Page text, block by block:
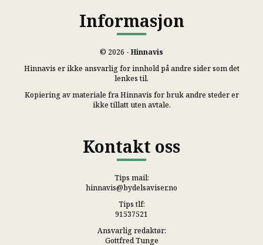
Informasjon
© 2026 - Hinnavis
Hinnavis er ikke ansvarlig for innhold på andre sider som det
lenkes til.
Kopiering av materiale fra Hinnavis for bruk andre steder er
ikke tillatt uten avtale.
Kontakt oss
Tips mail:
hinnavis@bydelsaviser.no
Tips tlf:
91537521
Ansvarlig redaktør:
Gottfred Tunge